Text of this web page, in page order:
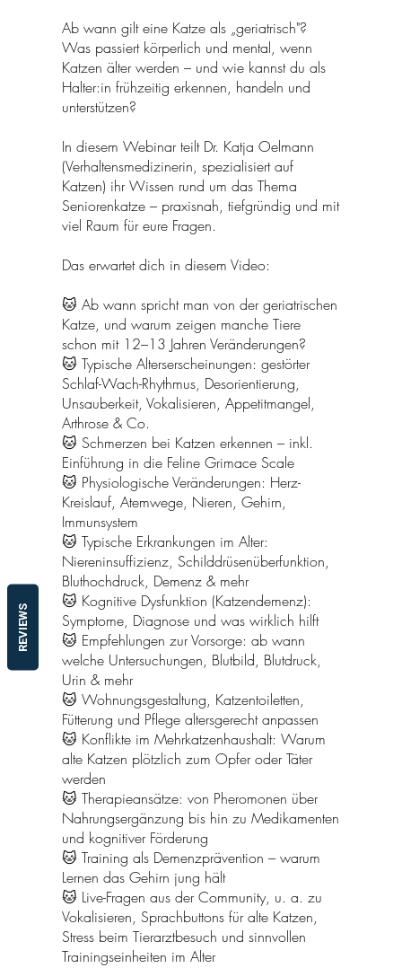
Ab wann gilt eine Katze als „geriatrisch"?
Was passiert körperlich und mental, wenn
Katzen älter werden – und wie kannst du als
Halter:in frühzeitig erkennen, handeln und
unterstützen?
In diesem Webinar teilt Dr. Katja Oelmann
(Verhaltensmedizinerin, spezialisiert auf
Katzen) ihr Wissen rund um das Thema
Seniorenkatze – praxisnah, tiefgründig und mit
viel Raum für eure Fragen.
Das erwartet dich in diesem Video:
🐱 Ab wann spricht man von der geriatrischen
Katze, und warum zeigen manche Tiere
schon mit 12–13 Jahren Veränderungen?
🐱 Typische Alterserscheinungen: gestörter
Schlaf-Wach-Rhythmus, Desorientierung,
Unsauberkeit, Vokalisieren, Appetitmangel,
Arthrose & Co.
🐱 Schmerzen bei Katzen erkennen – inkl.
Einführung in die Feline Grimace Scale
🐱 Physiologische Veränderungen: Herz-
Kreislauf, Atemwege, Nieren, Gehirn,
Immunsystem
🐱 Typische Erkrankungen im Alter:
Niereninsuffizienz, Schilddrüsenüberfunktion,
Bluthochdruck, Demenz & mehr
🐱 Kognitive Dysfunktion (Katzendemenz):
Symptome, Diagnose und was wirklich hilft
🐱 Empfehlungen zur Vorsorge: ab wann
welche Untersuchungen, Blutbild, Blutdruck,
Urin & mehr
🐱 Wohnungsgestaltung, Katzentoiletten,
Fütterung und Pflege altersgerecht anpassen
🐱 Konflikte im Mehrkatzenhaushalt: Warum
alte Katzen plötzlich zum Opfer oder Täter
werden
🐱 Therapieansätze: von Pheromonen über
Nahrungsergänzung bis hin zu Medikamenten
und kognitiver Förderung
🐱 Training als Demenzprävention – warum
Lernen das Gehirn jung hält
🐱 Live-Fragen aus der Community, u. a. zu
Vokalisieren, Sprachbuttons für alte Katzen,
Stress beim Tierarztbesuch und sinnvollen
Trainingseinheiten im Alter
REVIEWS